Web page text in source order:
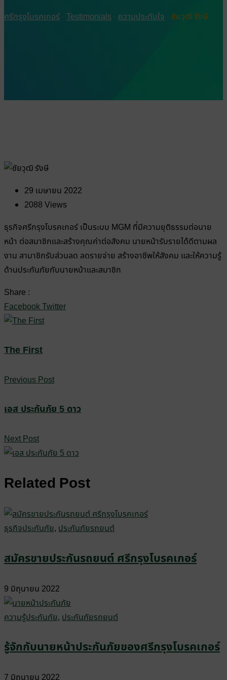
ศรีกรุงโบรคเกอร์- Testimonials - ความประทับใจ - ชัยวุฒิ รังษี
29 เมษายน 2022
2088 Views
ธุรกิจศรีกรุงโบรคเกอร์ เป็นระบบ MGM ที่มีความยุติธรรมต่อนาย
หน้า ต่อสมาชิกและสร้างคุณค่าต่อสังคม นายหน้ารับรายได้ดีตามผล
งาน สามาชิกรับส่วนลด ลดรายจ่าย สร้างอาชีพให้สังคม และให้ความรู้
ด้านประกันภัยกับนายหน้าและสมาชิก
Share :
FacebookTwitter
The First
Previous Post
เอส ประกันภัย 5 ดาว
Next Post
Related Post
ธุรกิจประกันภัย, ประกันภัยรถยนต์
สมัครขายประกันรถยนต์ ศรีกรุงโบรคเกอร์
9 มิถุนายน 2022
ความรู้ประกันภัย, ประกันภัยรถยนต์
รู้จักกับนายหน้าประกันภัยของศรีกรุงโบรคเกอร์